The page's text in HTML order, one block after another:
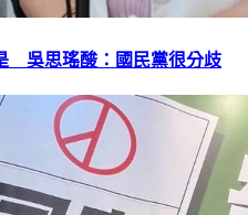
吳思瑤酸：國民黨很分歧